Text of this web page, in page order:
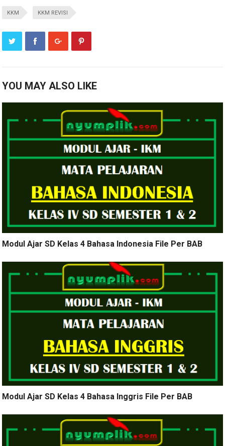
KKM KKM REVISI
YOU MAY ALSO LIKE
Modul Ajar SD Kelas 4 Bahasa Indonesia File Per BAB
Modul Ajar SD Kelas 4 Bahasa Inggris File Per BAB